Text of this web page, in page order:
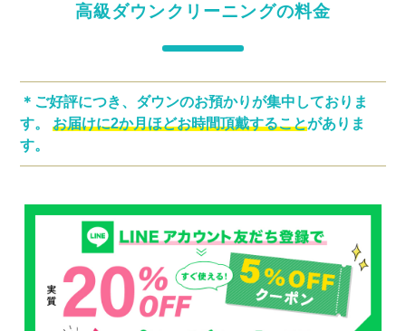
高級ダウンクリーニングの料金
＊ご好評につき、ダウンのお預かりが集中しておりま
す。
お届けに2か月ほどお時間頂戴することがありま
す。